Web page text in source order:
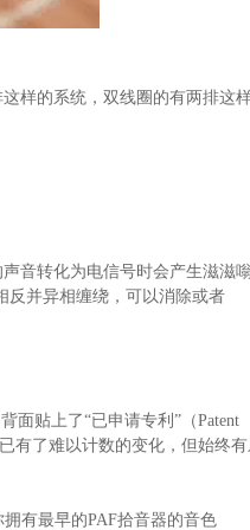
样的系统，双线圈的有两排这
音转化为电信号时会产生滋滋
反并异相缠绕，可以消除或者
面贴上了“已申请专利”（Patent
有了难以计数的变化，但始终
拥有最早的PAF拾音器的音色